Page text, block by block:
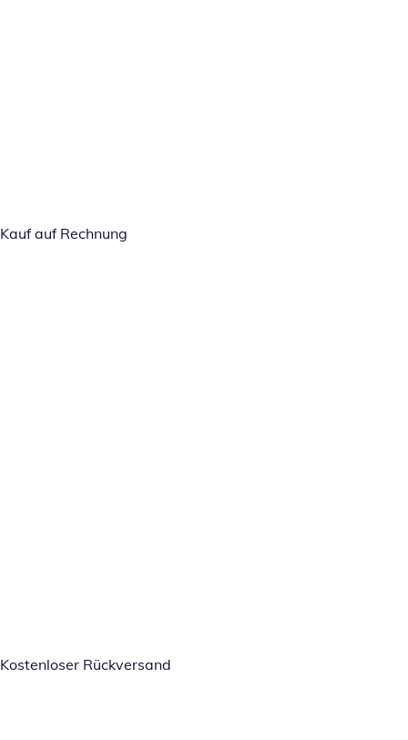
Kauf auf Rechnung
Kostenloser Rückversand